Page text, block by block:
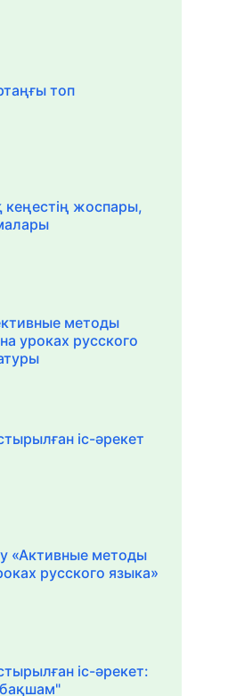
топ
жоспары,
методы
уроках русского
іс-әрекет
«Активные методы
русского языка»
іс-әрекет: